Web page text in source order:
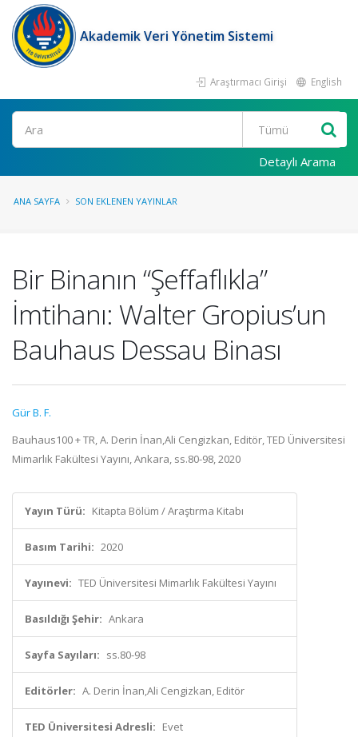
Akademik Veri Yönetim Sistemi
Araştırmacı Girişi English
Ara
Detaylı Arama
ANA SAYFA SON EKLENEN YAYINLAR
Bir Binanın “Şeffaflıkla”
İmtihanı: Walter Gropius’un
Bauhaus Dessau Binası
Gür B. F.
Bauhaus100 + TR, A. Derin İnan,Ali Cengizkan, Editör, TED Üniversitesi
Mimarlık Fakültesi Yayını, Ankara, ss.80-98, 2020
Yayın Türü: Kitapta Bölüm / Araştırma Kitabı
Basım Tarihi: 2020
Yayınevi: TED Üniversitesi Mimarlık Fakültesi Yayını
Basıldığı Şehir: Ankara
Sayfa Sayıları: ss.80-98
Editörler: A. Derin İnan,Ali Cengizkan, Editör
TED Üniversitesi Adresli: Evet